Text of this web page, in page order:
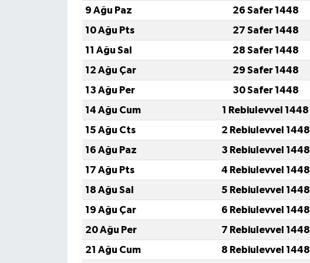
9 Ağu Paz
26 Safer 1448
10 Ağu Pts
27 Safer 1448
11 Ağu Sal
28 Safer 1448
12 Ağu Çar
29 Safer 1448
13 Ağu Per
30 Safer 1448
14 Ağu Cum
1 Rebiulevvel 1448
15 Ağu Cts
2 Rebiulevvel 1448
16 Ağu Paz
3 Rebiulevvel 1448
17 Ağu Pts
4 Rebiulevvel 1448
18 Ağu Sal
5 Rebiulevvel 1448
19 Ağu Çar
6 Rebiulevvel 1448
20 Ağu Per
7 Rebiulevvel 1448
21 Ağu Cum
8 Rebiulevvel 1448